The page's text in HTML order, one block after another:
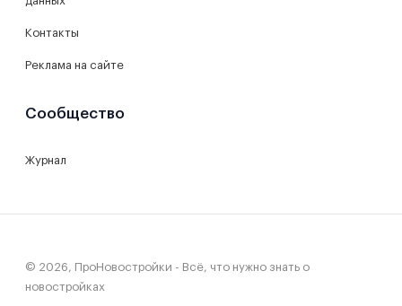
Контакты
Реклама на сайте
Сообщество
Журнал
© 2026, ПроНовостройки - Всё, что нужно знать о
новостройках